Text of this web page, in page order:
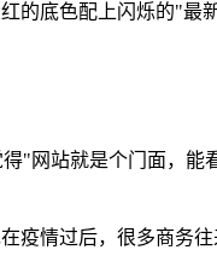
的底色配上闪烁的"最
"网站就是个门面，能
疫情过后，很多商务